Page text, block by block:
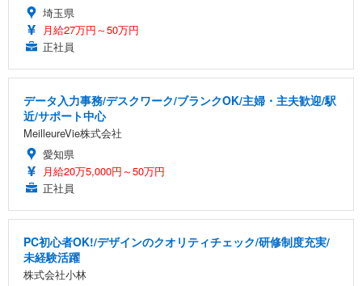
埼玉県
月給27万円～50万円
正社員
データ入力事務/デスクワーク/ブランクOK/主婦・主夫歓迎/駅
近/サポート中心
MeilleureVie株式会社
愛知県
月給20万5,000円～50万円
正社員
PC初心者OK!/デザインのクオリティチェック/研修制度充実/
未経験活躍
株式会社小林